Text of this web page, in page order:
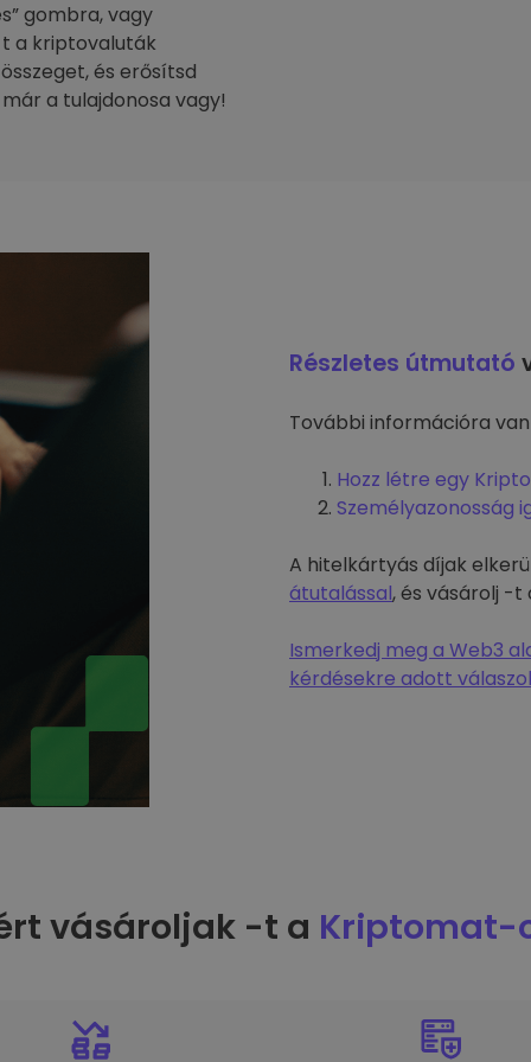
gombra, vagy
t a kriptovaluták
és erősítsd
a tulajdonosa vagy!
Részletes útmutató
További információra
Hozz létre egy
Személyazonosság
A hitelkártyás díjak
átutalással, és vásárolj -t
Ismerkedj meg a Web3
kérdésekre adott
vásároljak -t a Kriptomat-